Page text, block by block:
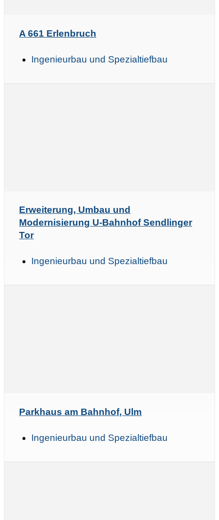
A 661 Erlenbruch
Ingenieurbau und Spezialtiefbau
Erweiterung, Umbau und
Modernisierung U-Bahnhof Sendlinger
Tor
Ingenieurbau und Spezialtiefbau
Parkhaus am Bahnhof, Ulm
Ingenieurbau und Spezialtiefbau